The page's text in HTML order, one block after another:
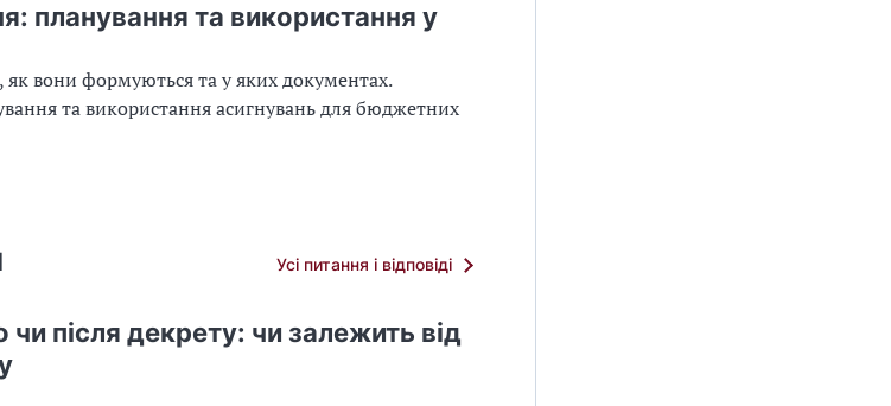
планування та використання у
вони формуються та у яких документах.
та використання асигнувань для бюджетних
Усі питання і відповіді
після декрету: чи залежить від